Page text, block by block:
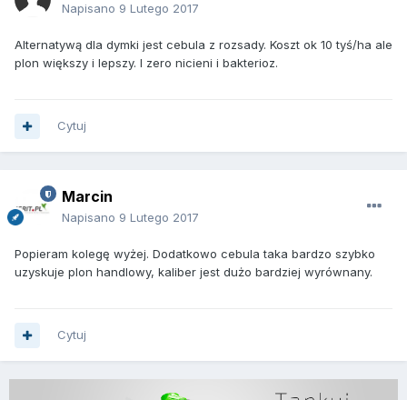
Napisano 9 Lutego 2017
Alternatywą dla dymki jest cebula z rozsady. Koszt ok 10 tyś/ha ale
plon większy i lepszy. I zero nicieni i bakterioz.
Cytuj
Marcin
Napisano 9 Lutego 2017
Popieram kolegę wyżej. Dodatkowo cebula taka bardzo szybko
uzyskuje plon handlowy, kaliber jest dużo bardziej wyrównany.
Cytuj